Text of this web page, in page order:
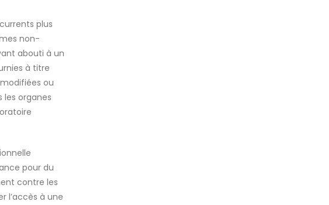
plus
non-
abouti à un
à titre
ou
les organes
pour du
contre les
l’accès à une